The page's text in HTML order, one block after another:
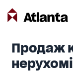
Продаж